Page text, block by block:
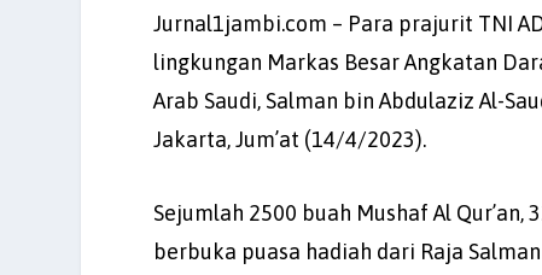
Jurnal1jambi.com – Para prajurit TNI
lingkungan Markas Besar Angkatan
Arab Saudi, Salman bin Abdulaziz Al-
Jakarta, Jum’at (14/4/2023).
Sejumlah 2500 buah Mushaf Al
berbuka puasa hadiah dari Raja